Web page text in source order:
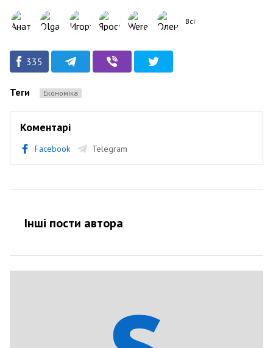
Всі
335
Теги Економіка
Коментарі
Facebook Telegram
Інші пости автора